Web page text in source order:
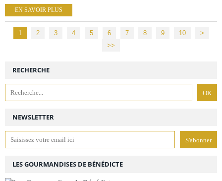
EN SAVOIR PLUS
1 2 3 4 5 6 7 8 9 10
>
>>
NEWSLETTER
RECHERCHE
LES GOURMANDISES DE BÉNÉDICTE